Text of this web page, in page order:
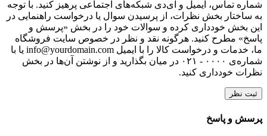
شماره تماس، ایمیل و آی‌دی شبکه‌های اجتماعی پرهیز کنید. با توجه
به ساختار بخش نظرات، از پرسیدن سوال یا درخواست راهنمایی در
این بخش خودداری کرده و سوالات خود را در بخش «پرسش و
پاسخ» مطرح کنید. هرگونه نقد و نظر در خصوص سایت فروشگاه
ما، خدمات و درخواست کالا را با ایمیل info@yourdomain.com یا با
شماره‌ی ۰۰۰۰ - ۰۲۱ در میان بگذارید و از نوشتن آن‌ها در بخش
نظرات خودداری کنید.
ثبت نظر
پرسش و پاسخ